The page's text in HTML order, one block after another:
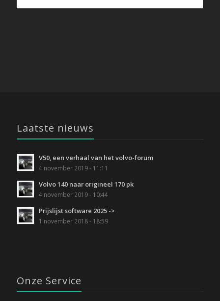
Laatste nieuws
V50, een verhaal van het volvo-forum
4 november 2019 - 11:11
Volvo 140 naar origineel 170 pk
4 november 2019 - 10:44
Prijslijst software 2025 ->
1 november 2018 - 18:59
Onze Service